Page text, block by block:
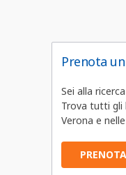
Prenota
Sei alla
Trova tutti gli
Verona e